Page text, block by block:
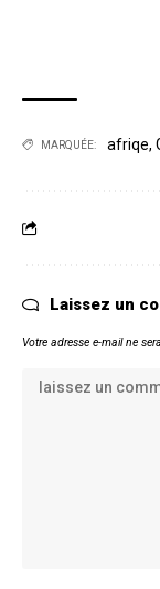
MARQUÉE: afriqe,
Laissez un
Votre adresse e-mail ne